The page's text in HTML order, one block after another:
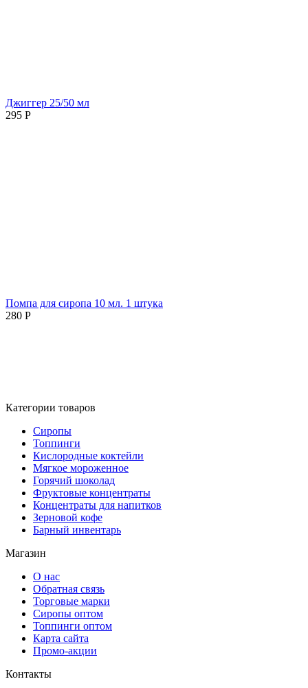
Джиггер 25/50 мл
295 Р
Помпа для сиропа 10 мл. 1 штука
280 Р
Категории товаров
Сиропы
Топпинги
Кислородные коктейли
Мягкое мороженное
Горячий шоколад
Фруктовые концентраты
Концентраты для напитков
Зерновой кофе
Барный инвентарь
Магазин
О нас
Обратная связь
Торговые марки
Сиропы оптом
Топпинги оптом
Карта сайта
Промо-акции
Контакты